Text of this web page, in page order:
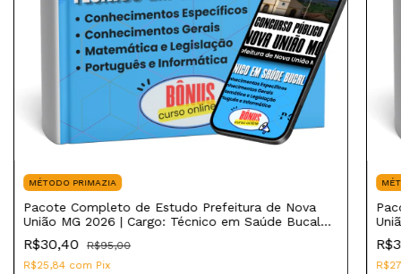
MÉTODO PRIMAZIA
Pacote Completo de Estudo Prefeitura de Nova
União MG 2026 | Cargo: Técnico em Saúde Bucal
PSF
R$30,40
R$95,00
R$25,84 com Pix